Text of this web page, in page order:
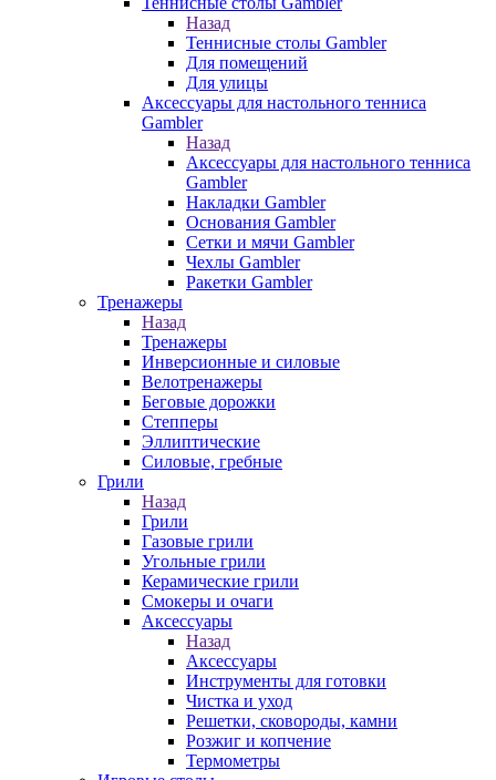
Назад
Теннисные столы Gambler
Для помещений
Для улицы
Аксессуары для настольного тенниса
Gambler
Назад
Аксессуары для настольного тенниса
Gambler
Накладки Gambler
Основания Gambler
Сетки и мячи Gambler
Чехлы Gambler
Ракетки Gambler
Тренажеры
Назад
Тренажеры
Инверсионные и силовые
Велотренажеры
Беговые дорожки
Степперы
Эллиптические
Силовые, гребные
Грили
Назад
Грили
Газовые грили
Угольные грили
Керамические грили
Смокеры и очаги
Аксессуары
Назад
Аксессуары
Инструменты для готовки
Чистка и уход
Решетки, сковороды, камни
Розжиг и копчение
Термометры